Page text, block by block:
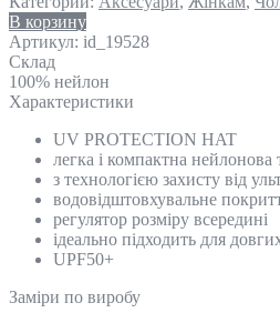
В корзину
Артикул: id_19528
Склад
100% нейлон
Характеристики
UV PROTECTION HAT
легка і компактна нейлонова
з технологією захисту від
водовідштовхувальне
регулятор розміру всередині
ідеально підходить для
UPF50+
Замiри по виробу